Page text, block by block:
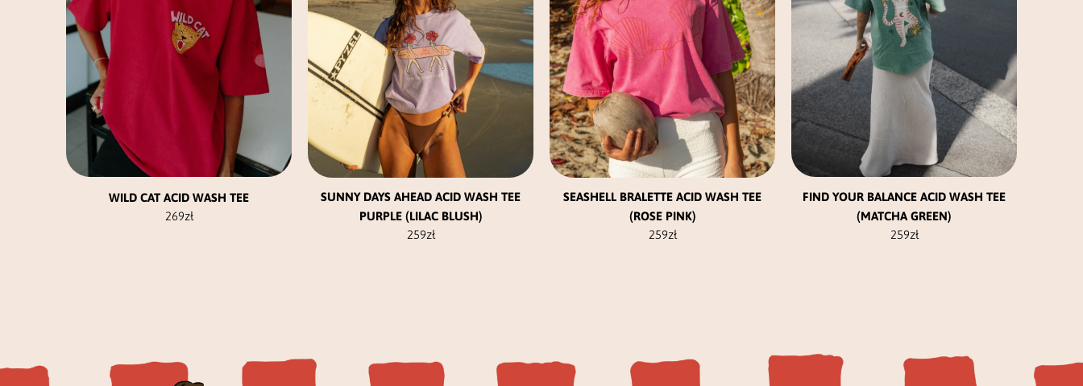
WILD CAT ACID WASH TEE
269zł
na
stronie
produktu
SUNNY DAYS AHEAD ACID WASH TEE
PURPLE (LILAC BLUSH)
259zł
na
stronie
produktu
SEASHELL BRALETTE ACID WASH TEE
(ROSE PINK)
259zł
na
stronie
produktu
FIND YOUR BALANCE ACID WASH TEE
(MATCHA GREEN)
259zł
na
stronie
produktu